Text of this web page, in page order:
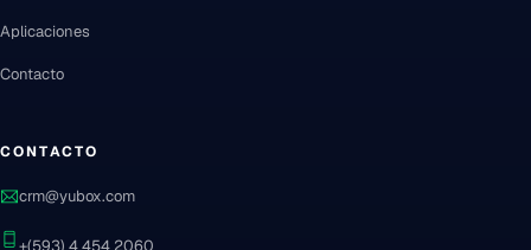
Aplicaciones
Contacto
CONTACTO
crm@yubox.com
+(593) 4 454 2060